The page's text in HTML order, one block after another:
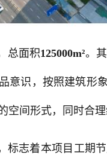
总面积125000m²。
意识，按照建筑形
空间形式，同时合
标志着本项目工期